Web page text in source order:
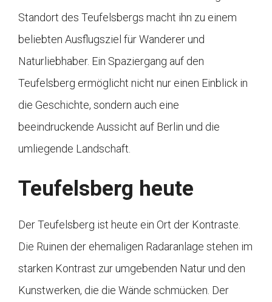
Standort des Teufelsbergs macht ihn zu einem
beliebten Ausflugsziel für Wanderer und
Naturliebhaber. Ein Spaziergang auf den
Teufelsberg ermöglicht nicht nur einen Einblick in
die Geschichte, sondern auch eine
beeindruckende Aussicht auf Berlin und die
umliegende Landschaft.
Teufelsberg heute
Der Teufelsberg ist heute ein Ort der Kontraste.
Die Ruinen der ehemaligen Radaranlage stehen im
starken Kontrast zur umgebenden Natur und den
Kunstwerken, die die Wände schmücken. Der